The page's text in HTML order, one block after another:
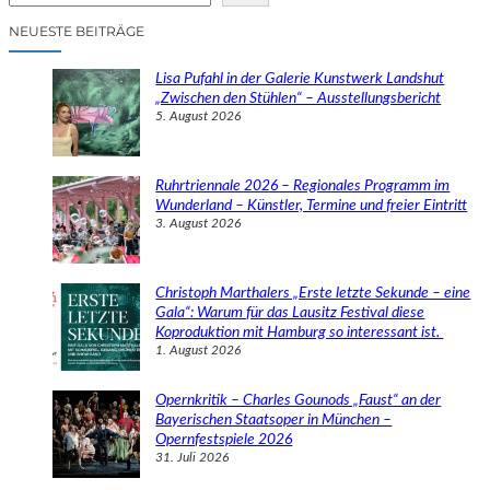
NEUESTE BEITRÄGE
Lisa Pufahl in der Galerie Kunstwerk Landshut
„Zwischen den Stühlen“ – Ausstellungsbericht
5. August 2026
Ruhrtriennale 2026 – Regionales Programm im
Wunderland – Künstler, Termine und freier Eintritt
3. August 2026
Christoph Marthalers „Erste letzte Sekunde – eine
Gala“: Warum für das Lausitz Festival diese
Koproduktion mit Hamburg so interessant ist.
1. August 2026
Opernkritik – Charles Gounods „Faust“ an der
Bayerischen Staatsoper in München –
Opernfestspiele 2026
31. Juli 2026